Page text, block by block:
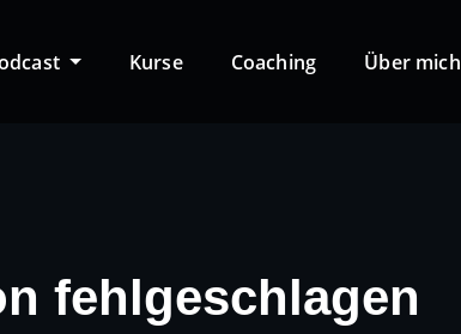
Kurse Coaching Über mich
fehlgeschlagen